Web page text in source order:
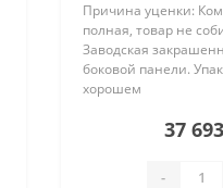
Причина уценки:
полная, товар не
Заводская
боковой панели.
хорошем
37
-